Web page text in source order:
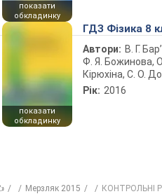
показати
обкладинку
показати
обкладинку
ГДЗ Фізика 8
Автори: В. Г.
Ф. Я. Божинова,
Кірюхіна, С. О.
Рік: 2016
Мерзляк 2015 КОНТРОЛЬНІ